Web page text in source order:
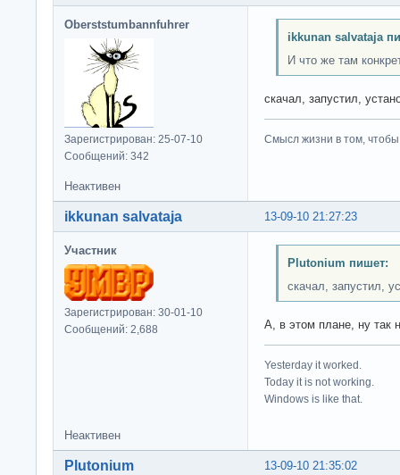
Oberststumbannfuhrer
Зарегистрирован: 25-07-10
Сообщений: 342
ikkunan salvataja
И что же там
скачал, запустил,
Смысл жизни в том,
Неактивен
13-09-10 21:27:23
ikkunan salvataja
Участник
Зарегистрирован: 30-01-10
Сообщений: 2,688
Plutonium пишет:
скачал, запустил,
А, в этом плане, ну так
Yesterday it worked.
Today it is not working.
Windows is like that.
Неактивен
13-09-10 21:35:02
Plutonium